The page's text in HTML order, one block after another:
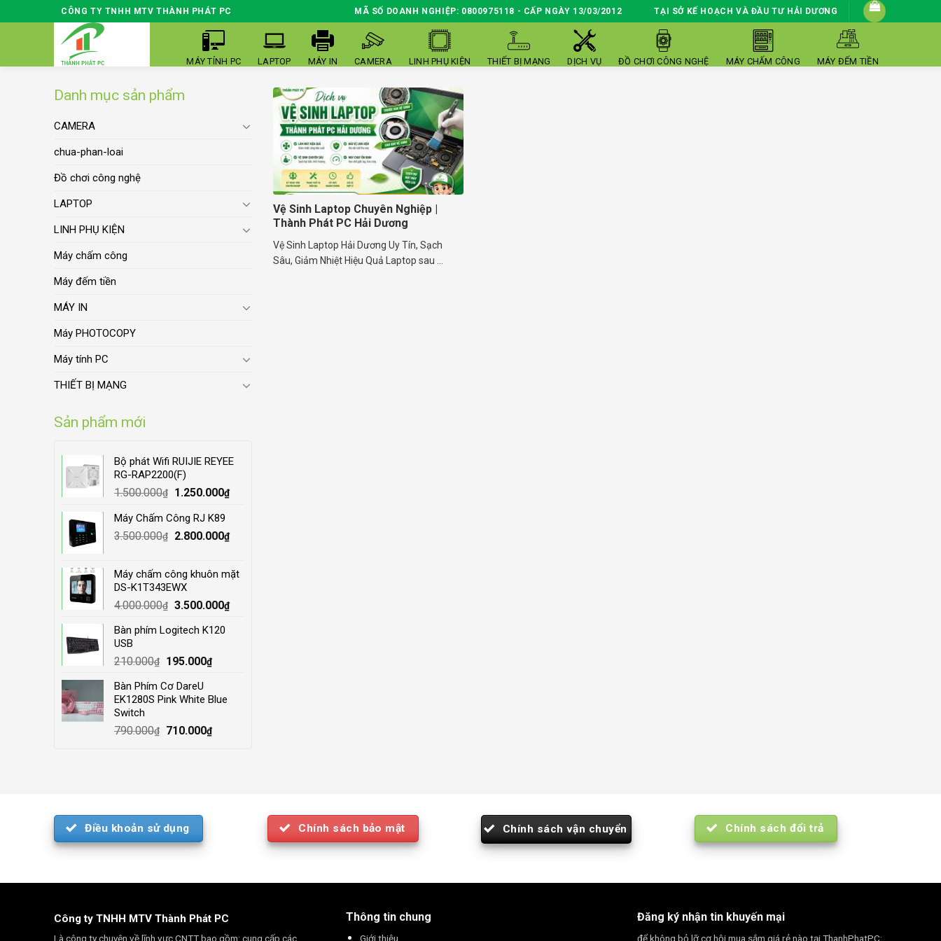
to
CÔNG TY TNHH MTV THÀNH PHÁT PC MÃ SỐ DOANH NGHIỆP: 0800975118 - CẤP NGÀY 13/03/2012 TẠI SỞ KẾ HOẠCH VÀ ĐẦU TƯ HẢI DƯƠNG
MÁY TÍNH PC LAPTOP MÁY IN CAMERA LINH PHỤ KIỆN THIẾT BỊ MẠNG DỊCH VỤ ĐỒ CHƠI CÔNG NGHỆ MÁY CHẤM CÔNG MÁY ĐẾM TIỀN
Danh mục sản phẩm
CAMERA
chua-phan-loai
Đồ chơi công nghệ
LAPTOP
LINH PHỤ KIỆN
Máy chấm công
Máy đếm tiền
MÁY IN
Máy PHOTOCOPY
Máy tính PC
THIẾT BỊ MẠNG
Sản phẩm mới
Bộ phát Wifi RUIJIE REYEE
RG-RAP2200(F)
1.500.000₫
Original
was:
1.500.000₫.
1.250.000₫Current
1.250.000₫.
Máy Chấm Công RJ K89
3.500.000₫
Original
3.500.000₫.
2.800.000₫Current
2.800.000₫.
Máy chấm công khuôn mặt
DS-K1T343EWX
4.000.000₫ Original
was:
3.500.000₫Current
Bàn phím Logitech K120
USB
210.000₫
Original
was:
210.000₫.
195.000₫Current
195.000₫.
Bàn Phím Cơ DareU
EK1280S Pink White Blue
Switch
790.000₫
Original
710.000₫Current
Vệ Sinh Laptop Chuyên Nghiệp |
Thành Phát PC Hải Dương
Vệ Sinh Laptop Hải Dương Uy Tín, Sạch
Sâu, Giảm Nhiệt Hiệu Quả Laptop sau ...
Điều khoản sử dụng Chính sách bảo mật Chính sách vận chuyển Chính sách đổi trả
Công ty TNHH MTV Thành Phát PC
Là công ty chuyên về lĩnh vực CNTT bao gồm: cung cấp các
Thông tin chung
Giới thiệu
Đăng ký nhận tin khuyến mại
để không bỏ lỡ cơ hội mua sắm giá rẻ nào tại ThanhPhatPC: